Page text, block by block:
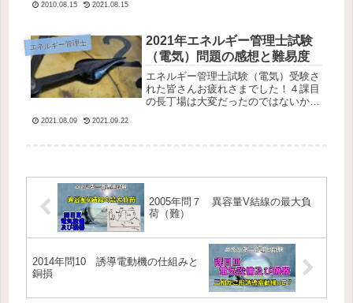
2010.08.15 2021.08.15
エネルギー管理士
2021年エネルギー管理士試験
（電気）問題の感想と難易度
エネルギー管理士試験（電気）受験さ
れた皆さんお疲れさまでした！４課目
の長丁場は大変だったのではないかと
2021.08.09 2021.09.22
2005年問７ 異容量V結線の最大負
荷（難）
2014年問10 誘導電動機の仕組みと
銅損